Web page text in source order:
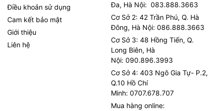
Điều khoản sử dụng
Cam kết bảo mật
Giới thiệu
Liên hệ
Đa, Hà Nội: 083.888.3663
Cơ Sở 2: 42 Trần Phú, Q. Hà
Đông, Hà Nội: 086.888.3663
Cơ Sở 3: 48 Hồng Tiến, Q.
Long Biên, Hà
Nội: 090.896.3993
Cơ Sở 4: 403 Ngô Gia Tự- P.2,
Q.10 Hồ Chí
Minh: 0707.678.707
Mua hàng online: